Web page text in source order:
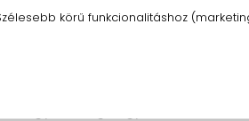
helyezd fel az ujjadra a
fordítani a kijelző
mindig legyen kéznél két
körű funkcionalitáshoz